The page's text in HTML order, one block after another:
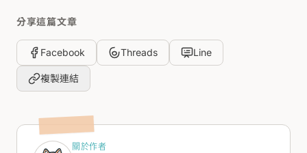
分享這篇文章
Facebook Threads Line
複製連結
關於作者